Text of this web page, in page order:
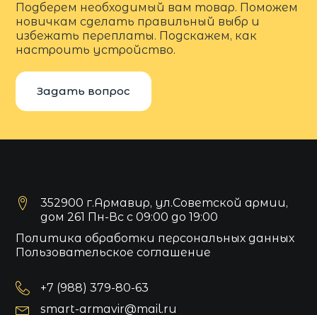
Подберем необходимый вам товар. Поможем
новичкам сделать правильный выбр и
избежать переплаты. Подскажем, как
настроить устройство.
Задать вопрос
352900 г.Армавир, ул.Советской армии,
дом 261 Пн-Вс с 09:00 до 19:00
Политика обработки персональных данных
Пользовательское соглашение
+7 (988) 379-80-63
smart-armavir@mail.ru